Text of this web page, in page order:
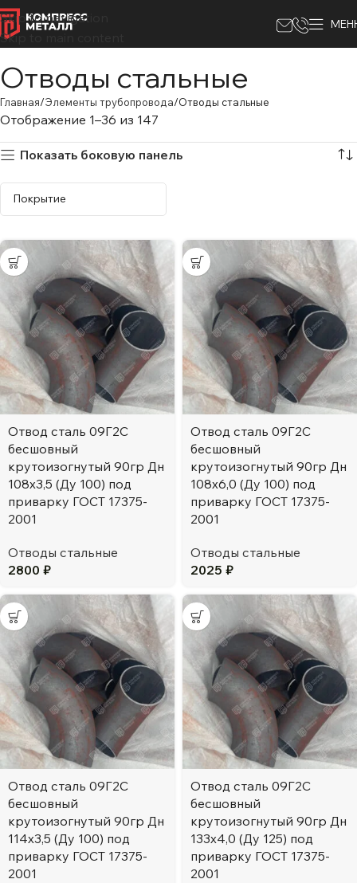
Skip to navigation
Skip to main content
Отводы стальные
Главная Элементы трубопровода Отводы стальные
Отображение 1–36 из 147
Показать боковую панель
Отвод сталь 09Г2С
бесшовный
крутоизогнутый 90гр Дн
108х3,5 (Ду 100) под
приварку ГОСТ 17375-
2001
Отводы стальные
2800 ₽
Отвод сталь 09Г2С
бесшовный
крутоизогнутый 90гр Дн
108х6,0 (Ду 100) под
приварку ГОСТ 17375-
2001
Отводы стальные
2025 ₽
Отвод сталь 09Г2С
бесшовный
крутоизогнутый 90гр Дн
114х3,5 (Ду 100) под
приварку ГОСТ 17375-
2001
Отвод сталь 09Г2С
бесшовный
крутоизогнутый 90гр Дн
133х4,0 (Ду 125) под
приварку ГОСТ 17375-
2001